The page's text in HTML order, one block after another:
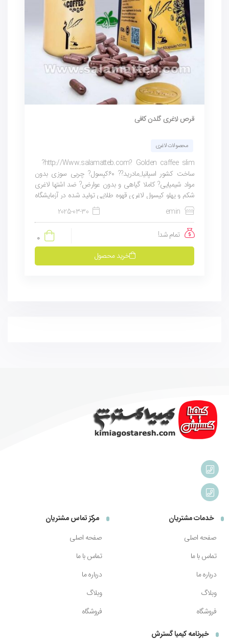
قرص لاغری گلدن کافی
محصولات لاغری
http://Www.salamatteb.com? Golden caffee slim?
ساخت کشور اسپانیا_مادرید?? ۶۰کپسول? چربی سوزی بدون
مواد شیمیایی? کاملا گیاهی و بدون عوارض? ضد اشتها لاغری
شکم و پهلو کپسول لاغری قهوه طلایی تولید شده در آزمایشگاه
boekhes در اسپانیا کاهش وزن مناسب برای...emin
2025-03-30
تمام شد!
0
خرید محصول
خدمات مشتریان
صفحه اصلی
تماس با ما
درباره ما
وبلاگ
فروشگاه
مرکز تماس مشتریان
صفحه اصلی
تماس با ما
درباره ما
وبلاگ
فروشگاه
خبرنامه کیمیا گسترش